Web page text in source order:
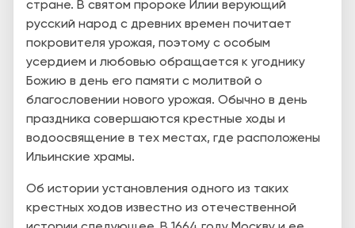
стране. В святом пророке Илии верующий
русский народ с древних времен почитает
покровителя урожая, поэтому с особым
усердием и любовью обращается к угоднику
Божию в день его памяти с молитвой о
благословении нового урожая. Обычно в день
праздника совершаются крестные ходы и
водоосвящение в тех местах, где расположены
Ильинские храмы.
Об истории установления одного из таких
крестных ходов известно из отечественной